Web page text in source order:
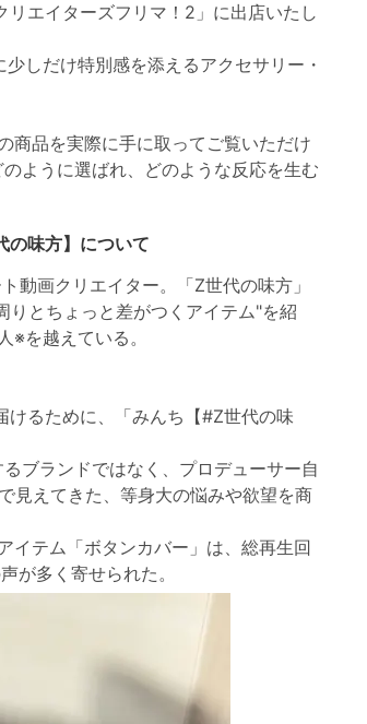
エイターズフリマ！2」に出店いたし
しだけ特別感を添えるアクセサリー・
品を実際に手に取ってご覧いただけ
ように選ばれ、どのような反応を生む
の味方】について
画クリエイター。「Z世代の味方」
りとちょっと差がつくアイテム"を紹
を越えている。
るために、「みんち【#Z世代の味
ブランドではなく、プロデューサー自
見えてきた、等身大の悩みや欲望を商
テム「ボタンカバー」は、総再生回
が多く寄せられた。